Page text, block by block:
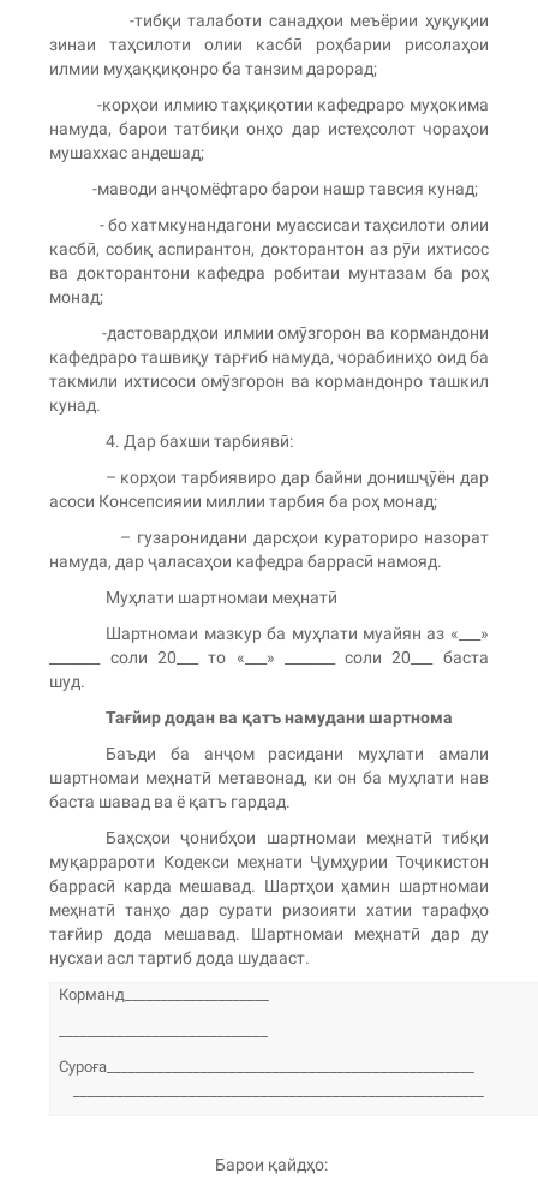
-тибқи талаботи санадҳои меъёрии ҳуқуқии
зинаи таҳсилоти олии касбӣ роҳбарии рисолаҳои
илмии муҳаққиқонро ба танзим дарорад;
-корҳои илмию таҳқиқотии кафедраро муҳокима
намуда, барои татбиқи онҳо дар истеҳсолот чораҳои
мушаххас андешад;
-маводи анҷомёфтаро барои нашр тавсия кунад;
- бо хатмкунандагони муассисаи таҳсилоти олии
касбӣ, собиқ аспирантон, докторантон аз рӯи ихтисос
ва докторантони кафедра робитаи мунтазам ба роҳ
монад;
-дастовардҳои илмии омӯзгорон ва кормандони
кафедраро ташвиқу тарғиб намуда, чорабиниҳо оид ба
такмили ихтисоси омӯзгорон ва кормандонро ташкил
кунад.
4. Дар бахши тарбиявӣ:
– корҳои тарбиявиро дар байни донишҷӯён дар
асоси Консепсияии миллии тарбия ба роҳ монад;
– гузаронидани дарсҳои кураториро назорат
намуда, дар ҷаласаҳои кафедра баррасӣ намояд.
Муҳлати шартномаи меҳнатӣ
Шартномаи мазкур ба муҳлати муайян аз «___»
_______ соли 20___ то «___» _______ соли 20___ баста
шуд.
Тағйир додан ва қатъ намудани шартнома
Баъди ба анҷом расидани муҳлати амали
шартномаи меҳнатӣ метавонад, ки он ба муҳлати нав
баста шавад ва ё қатъ гардад.
Баҳсҳои ҷонибҳои шартномаи меҳнатӣ тибқи
муқаррароти Кодекси меҳнати Ҷумҳурии Тоҷикистон
баррасӣ карда мешавад. Шартҳои ҳамин шартномаи
меҳнатӣ танҳо дар сурати ризоияти хатии тарафҳо
тағйир дода мешавад. Шартномаи меҳнатӣ дар ду
нусхаи асл тартиб дода шудааст.
Корманд____________________
Барои қайдҳо: